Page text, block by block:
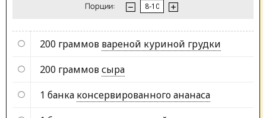
Порции:
200 граммов вареной куриной грудки
200 граммовсыра
1 банка консервированного ананаса